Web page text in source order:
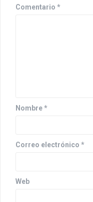
Comentario *
Nombre*
Correo electrónico *
Web